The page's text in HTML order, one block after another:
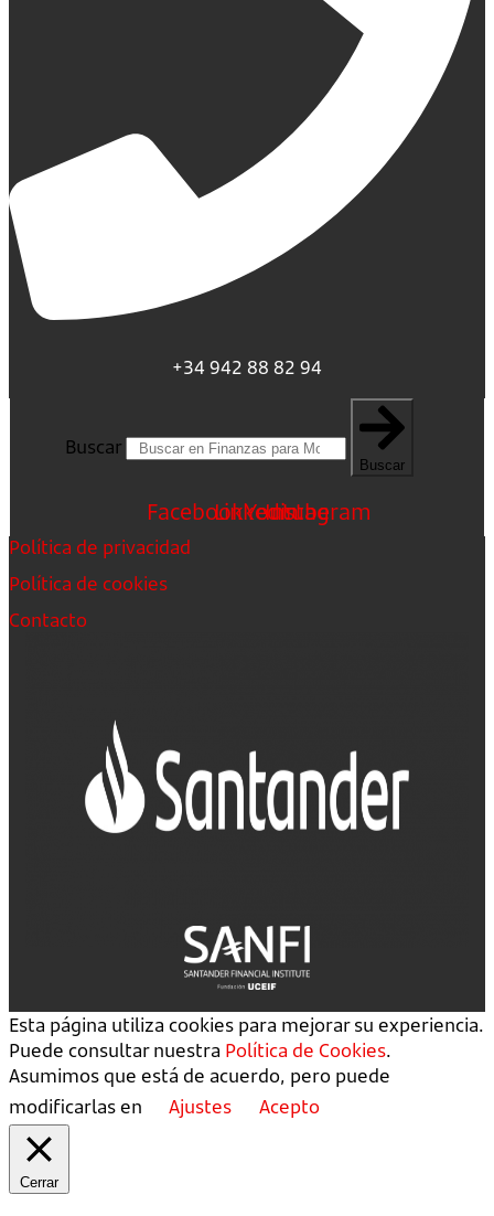
+34 942 88 82 94
Buscar
Buscar
FacebookLinkedin
Youtube
Instagram
Política de privacidad
Política de cookies
Contacto
Esta página utiliza cookies para mejorar su experiencia.
Puede consultar nuestra Política de Cookies.
Asumimos que está de acuerdo, pero puede
modificarlas en
Ajustes Acepto
Cerrar